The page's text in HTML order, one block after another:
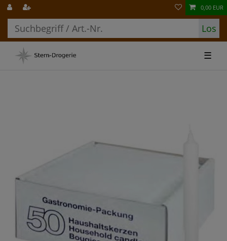
Los
0,00 EUR
☰